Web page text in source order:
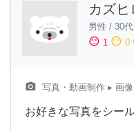
カズヒ
男性 / 30代
sentiment_satisfied 1 sentiment_neutral 0
camera_alt 写真・動画制作 ▸ 画
お好きな写真をシー